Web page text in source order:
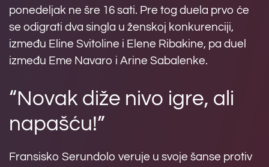
ponedeljak ne šre 16 sati. Pre tog duela prvo će
se odigrati dva singla u ženskoj konkurenciji,
između Eline Svitoline i Elene Ribakine, pa duel
između Eme Navaro i Arine Sabalenke.
“Novak diže nivo igre, ali
napašću!”
Fransisko Serundolo veruje u svoje šanse protiv